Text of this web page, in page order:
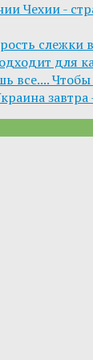
Чехии -
слежки
для
все....
завтра